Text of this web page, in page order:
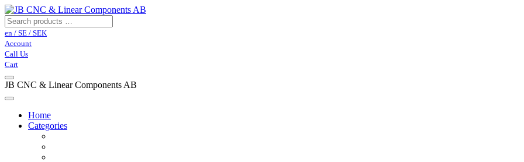
en / SE / SEK
Account
Call Us
Cart
JB CNC & Linear Components AB
Home
Categories